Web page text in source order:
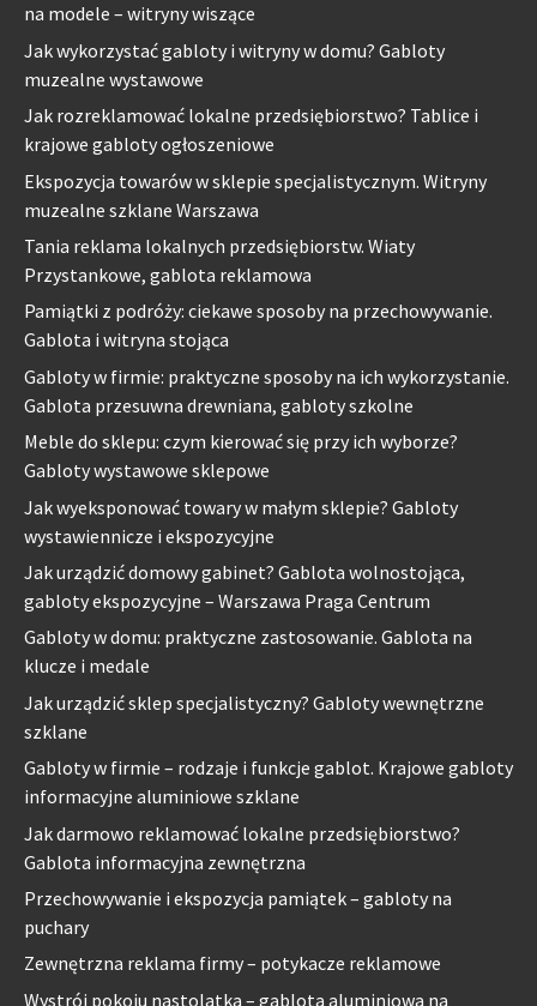
na modele – witryny wiszące
Jak wykorzystać gabloty i witryny w domu? Gabloty
muzealne wystawowe
Jak rozreklamować lokalne przedsiębiorstwo? Tablice i
krajowe gabloty ogłoszeniowe
Ekspozycja towarów w sklepie specjalistycznym. Witryny
muzealne szklane Warszawa
Tania reklama lokalnych przedsiębiorstw. Wiaty
Przystankowe, gablota reklamowa
Pamiątki z podróży: ciekawe sposoby na przechowywanie.
Gablota i witryna stojąca
Gabloty w firmie: praktyczne sposoby na ich wykorzystanie.
Gablota przesuwna drewniana, gabloty szkolne
Meble do sklepu: czym kierować się przy ich wyborze?
Gabloty wystawowe sklepowe
Jak wyeksponować towary w małym sklepie? Gabloty
wystawiennicze i ekspozycyjne
Jak urządzić domowy gabinet? Gablota wolnostojąca,
gabloty ekspozycyjne – Warszawa Praga Centrum
Gabloty w domu: praktyczne zastosowanie. Gablota na
klucze i medale
Jak urządzić sklep specjalistyczny? Gabloty wewnętrzne
szklane
Gabloty w firmie – rodzaje i funkcje gablot. Krajowe gabloty
informacyjne aluminiowe szklane
Jak darmowo reklamować lokalne przedsiębiorstwo?
Gablota informacyjna zewnętrzna
Przechowywanie i ekspozycja pamiątek – gabloty na
puchary
Zewnętrzna reklama firmy – potykacze reklamowe
Wystrój pokoju nastolatka – gablota aluminiowa na